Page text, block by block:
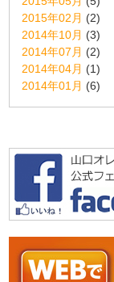
2015年02月 (2)
2014年10月 (3)
2014年07月 (2)
2014年04月 (1)
2014年01月 (6)